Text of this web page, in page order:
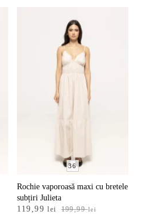
36
Rochie vaporoasă maxi cu bretele
subțiri Julieta
199,99lei
Prețul
119,99lei
Prețul